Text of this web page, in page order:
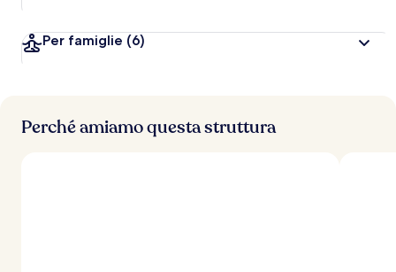
Per famiglie (6)
Perché amiamo questa struttura